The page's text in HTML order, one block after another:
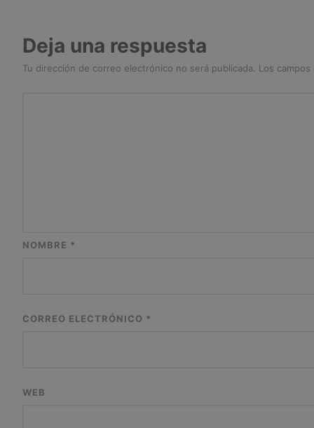
Deja una respuesta
Tu dirección de correo electrónico no será publicada. Los
NOMBRE *
CORREO ELECTRÓNICO *
WEB